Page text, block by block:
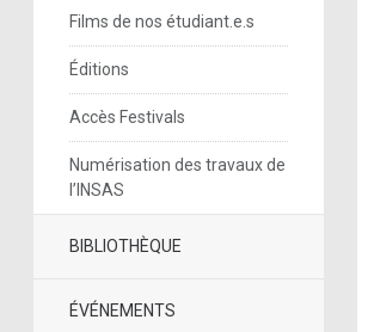
Films de nos étudiant.e.s
Éditions
Accès Festivals
Numérisation des travaux de
l’INSAS
BIBLIOTHÈQUE
ÉVÉNEMENTS